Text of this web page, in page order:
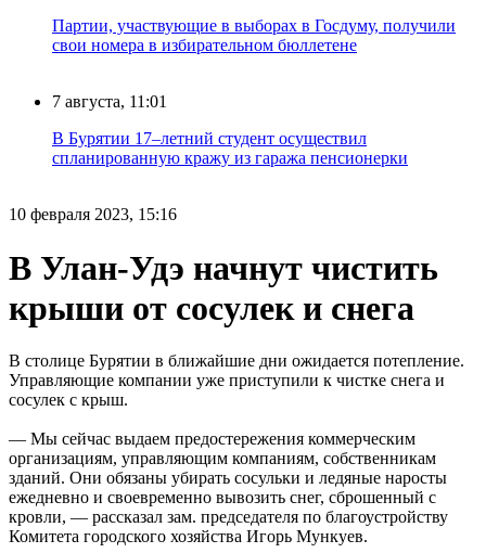
Партии, участвующие в выборах в Госдуму, получили
свои номера в избирательном бюллетене
7 августа, 11:01
В Бурятии 17–летний студент осуществил
спланированную кражу из гаража пенсионерки
10 февраля 2023, 15:16
В Улан-Удэ начнут чистить
крыши от сосулек и снега
В столице Бурятии в ближайшие дни ожидается потепление.
Управляющие компании уже приступили к чистке снега и
сосулек с крыш.
— Мы сейчас выдаем предостережения коммерческим
организациям, управляющим компаниям, собственникам
зданий. Они обязаны убирать сосульки и ледяные наросты
ежедневно и своевременно вывозить снег, сброшенный с
кровли, — рассказал зам. председателя по благоустройству
Комитета городского хозяйства Игорь Мункуев.